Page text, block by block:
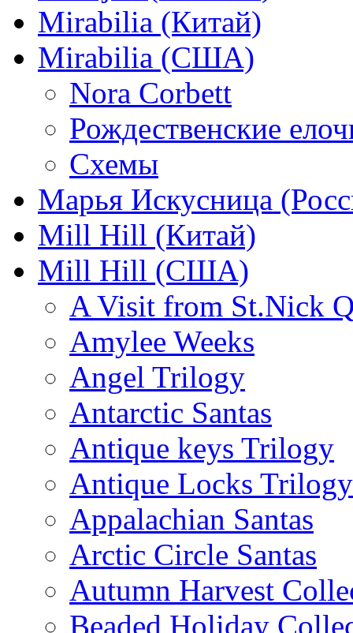
Mirabilia (Китай)
Mirabilia (США)
Nora Corbett
Рождественские
Схемы
Марья Искусница
Mill Hill (Китай)
Mill Hill (США)
A Visit from St.Nick
Amylee Weeks
Angel Trilogy
Antarctic Santas
Antique keys Trilogy
Antique Locks Trilogy
Appalachian Santas
Arctic Circle Santas
Autumn Harvest
Beaded Holiday